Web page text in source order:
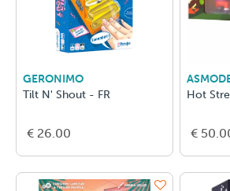
GERONIMO
Tilt N' Shout - FR
€ 26.00
Hot
€